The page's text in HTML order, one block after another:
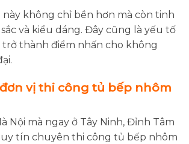
không chỉ bền hơn mà còn tinh
và kiểu dáng. Đây cũng là yếu tố
trở thành điểm nhấn cho không
vị thi công tủ bếp nhôm
Nội mà ngay ở Tây Ninh, Đỉnh Tâm
tín chuyên thi công tủ bếp nhôm